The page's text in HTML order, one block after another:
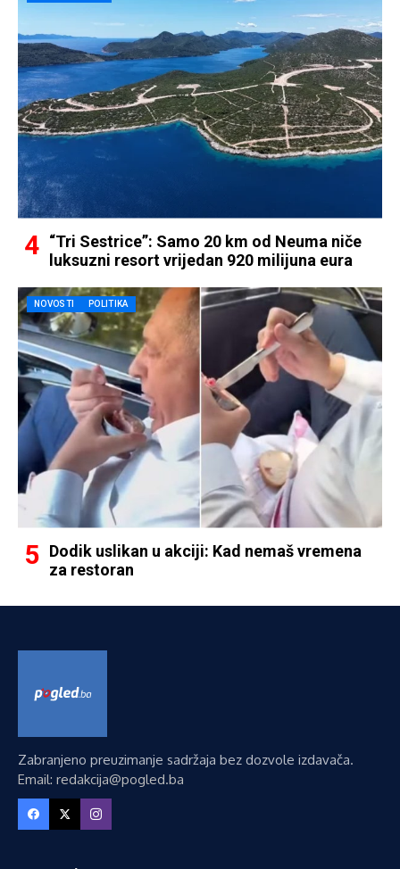
“Tri Sestrice”: Samo 20 km od Neuma niče
luksuzni resort vrijedan 920 milijuna eura
NOVOSTI POLITIKA
Dodik uslikan u akciji: Kad nemaš vremena
za restoran
Zabranjeno preuzimanje sadržaja bez dozvole izdavača.
Email: redakcija@pogled.ba